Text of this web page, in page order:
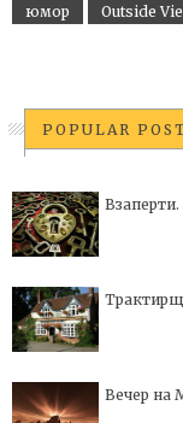
юмор
Outside
POPULAR
Вечер на